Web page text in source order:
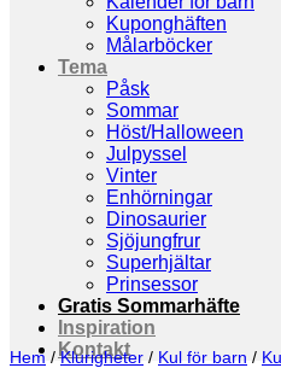
Kuponghäften
Målarböcker
Tema
Påsk
Sommar
Höst/Halloween
Julpyssel
Vinter
Enhörningar
Dinosaurier
Sjöjungfrur
Superhjältar
Prinsessor
Gratis Sommarhäfte
Inspiration
Kontakt
Hem / Klurigheter / Kul för barn /